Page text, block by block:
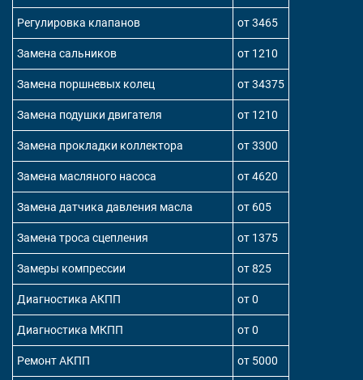
Регулировка клапанов от 3465
Замена сальников от 1210
Замена поршневых колец от 34375
Замена подушки двигателя от 1210
Замена прокладки коллектора от 3300
Замена масляного насоса от 4620
Замена датчика давления масла от 605
Замена троса сцепления от 1375
Замеры компрессии от 825
Диагностика АКПП от 0
Диагностика МКПП от 0
Ремонт АКПП от 5000